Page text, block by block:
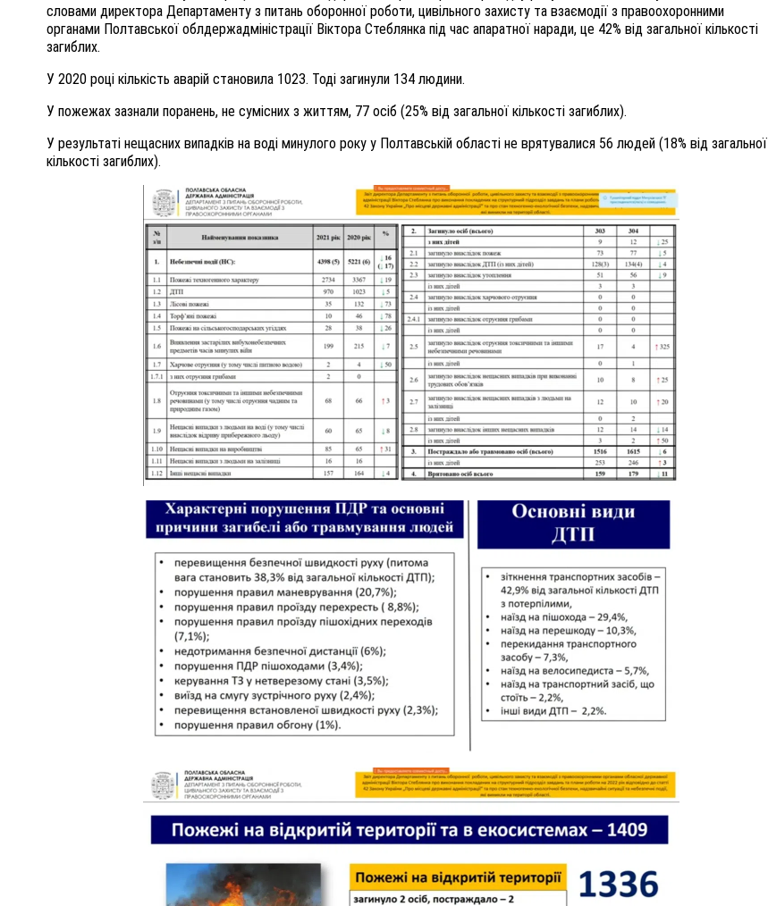
словами директора Департаменту з питань оборонної роботи, цивільного захисту та взаємодії з правоохоронними
органами Полтавської облдержадміністрації Віктора Стеблянка під час апаратної наради, це 42% від загальної кількості
загиблих.
У 2020 році кількість аварій становила 1023. Тоді загинули 134 людини.
У пожежах зазнали поранень, не сумісних з життям, 77 осіб (25% від загальної кількості загиблих).
У результаті нещасних випадків на воді минулого року у Полтавській області не врятувалися 56 людей (18% від загальної
кількості загиблих).